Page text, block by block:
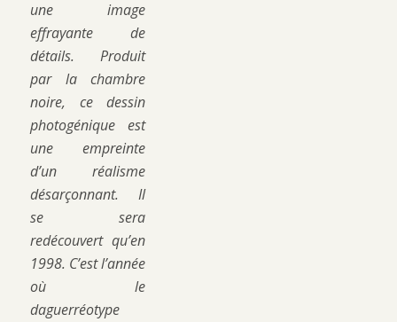
une image
effrayante de
détails. Produit
par la chambre
noire, ce dessin
photogénique est
une empreinte
d’un réalisme
désarçonnant. Il
se sera
redécouvert qu’en
1998. C’est l’année
où le
daguerréotype